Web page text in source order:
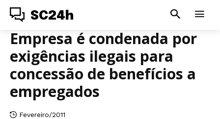
SC24h
Empresa é condenada por
exigências ilegais para
concessão de benefícios a
empregados
Fevereiro/2011